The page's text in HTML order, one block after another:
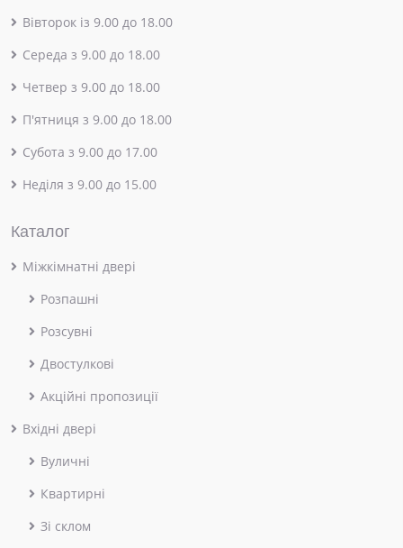
Вівторок із 9.00 до 18.00
Середа з 9.00 до 18.00
Четвер з 9.00 до 18.00
П'ятниця з 9.00 до 18.00
Субота з 9.00 до 17.00
Неділя з 9.00 до 15.00
Каталог
Міжкімнатні двері
Розпашні
Розсувні
Двостулкові
Акційні пропозиції
Вхідні двері
Вуличні
Квартирні
Зі склом